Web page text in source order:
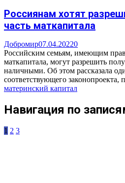
Россиянам хотят
часть маткапитала
Добромир07.04.20220
Российским семьям, имеющим
маткапитала, могут разрешить
наличными. Об этом рассказала
соответствующего законопроекта,
материнский капитал
Навигация по
1 2 3